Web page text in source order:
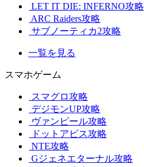
LET IT DIE: INFERNO攻略
ARC Raiders攻略
サブノーティカ2攻略
一覧を見る
スマホゲーム
スマグロ攻略
デジモンUP攻略
ヴァンピール攻略
ドットアビス攻略
NTE攻略
Gジェネエターナル攻略